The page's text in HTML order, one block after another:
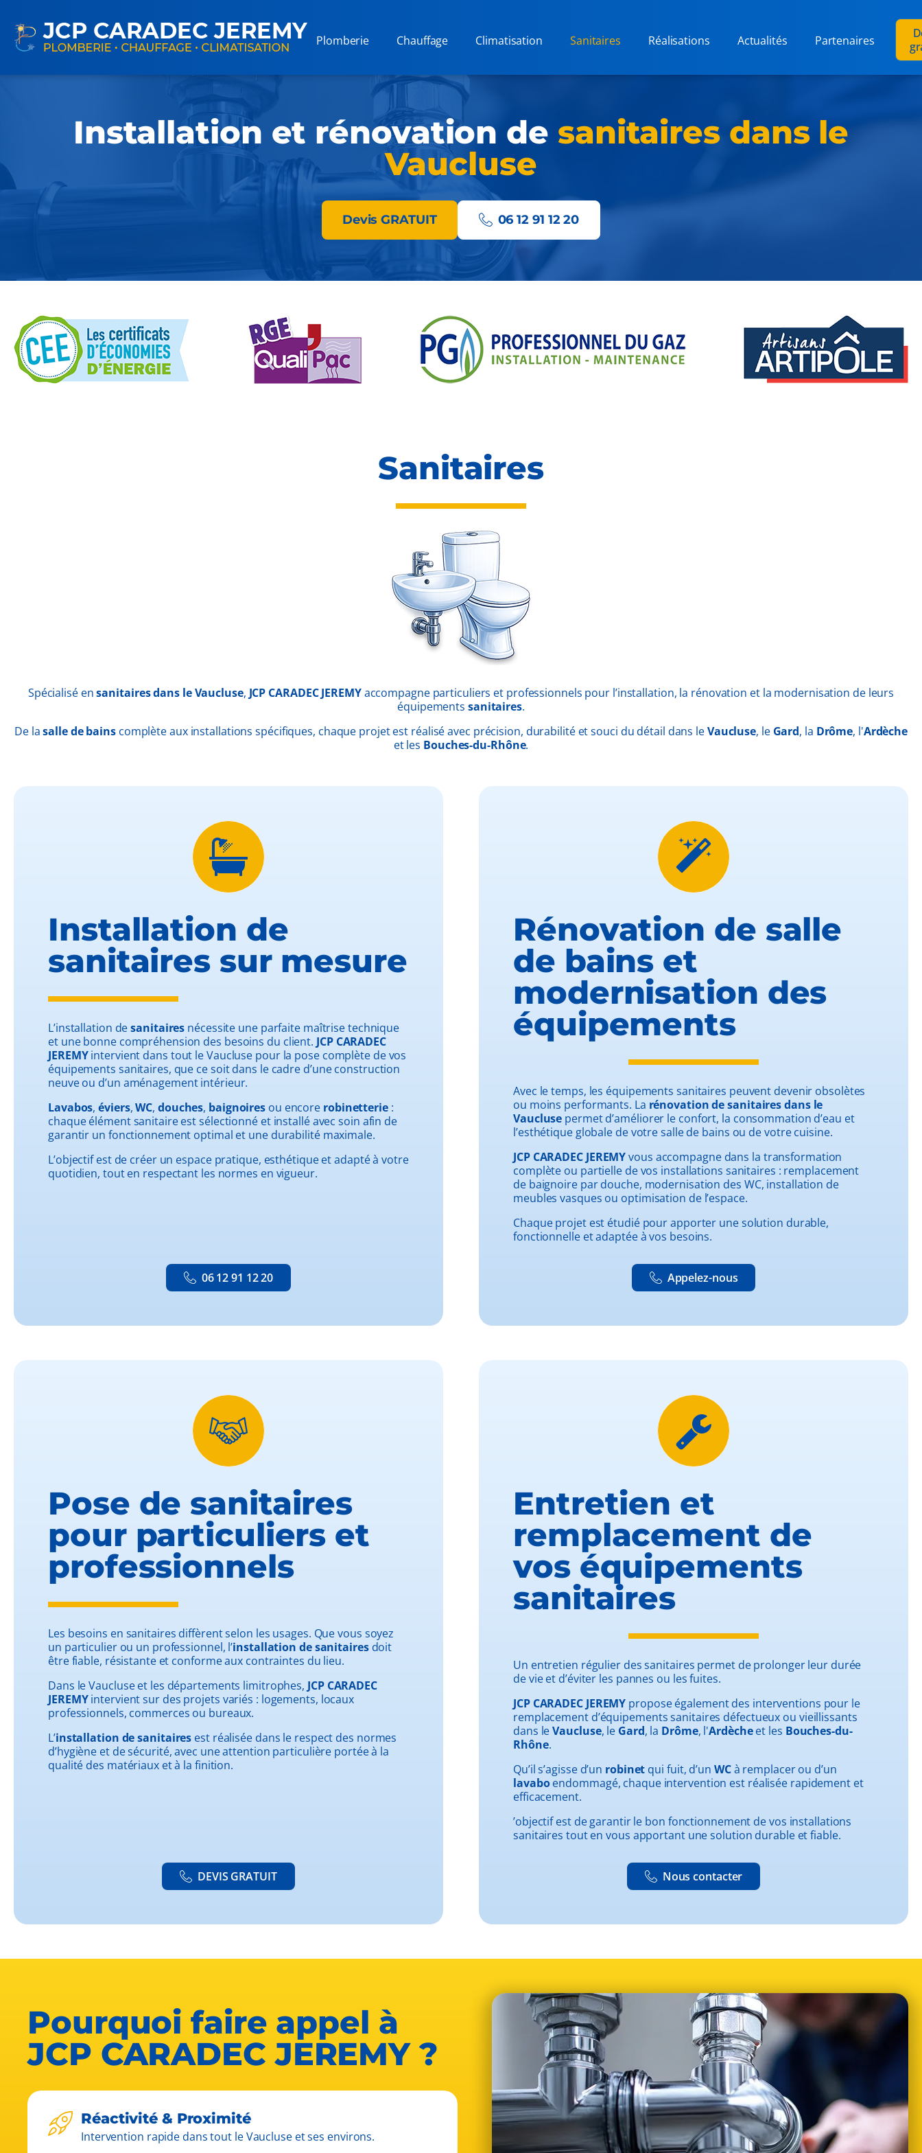
Plomberie Chauffage Climatisation Sanitaires Réalisations Actualités Partenaires
Installation et rénovation de sanitaires dans le
Vaucluse
Devis GRATUIT 06 12 91 12 20
Sanitaires
Spécialisé ensanitaires dans le Vaucluse, JCP CARADEC JEREMYaccompagne particuliers et professionnels pour l’installation, la rénovation et la modernisation de leurs
équipements sanitaires.
De lasalle de bainscomplète aux installations spécifiques, chaque projet est réalisé avec précision, durabilité et souci du détail dans leVaucluse, le Gard, la Drôme, l'Ardèche
et les Bouches-du-Rhône.
Installation de
sanitaires sur mesure
L’installation desanitaires nécessite une parfaite maîtrise technique
et une bonne compréhension des besoins du client. JCP CARADEC
JEREMYintervient dans tout le Vaucluse pour la pose complète de vos
équipements sanitaires, que ce soit dans le cadre d’une construction
neuve ou d’un aménagement intérieur.
Lavabos,éviers,WC, douches, baignoires ou encore robinetterie:
chaque élément sanitaire est sélectionné et installé avec soin afin de
garantir un fonctionnement optimal et une durabilité maximale.
L’objectif est de créer un espace pratique, esthétique et adapté à votre
quotidien, tout en respectant les normes en vigueur.
06 12 91 12 20
Rénovation de salle
de bains et
modernisation des
équipements
Avec le temps, les équipements sanitaires peuvent devenir obsolètes
ou moins performants. La rénovation de sanitaires dans le
Vaucluse permet d’améliorer le confort, la consommation d’eau et
l’esthétique globale de votre salle de bains ou de votre cuisine.
JCP CARADEC JEREMYvous accompagne dans la transformation
complète ou partielle de vos installations sanitaires : remplacement
de baignoire par douche, modernisation des WC, installation de
meubles vasques ou optimisation de l’espace.
Chaque projet est étudié pour apporter une solution durable,
fonctionnelle et adaptée à vos besoins.
Appelez-nous
Pose de sanitaires
pour particuliers et
professionnels
Les besoins en sanitaires diffèrent selon les usages. Que vous soyez
un particulier ou un professionnel, l’installation de sanitairesdoit
être fiable, résistante et conforme aux contraintes du lieu.
Dans le Vaucluse et les départements limitrophes, JCP CARADEC
JEREMYintervient sur des projets variés : logements, locaux
professionnels, commerces ou bureaux.
L’installation de sanitaires est réalisée dans le respect des normes
d’hygiène et de sécurité, avec une attention particulière portée à la
qualité des matériaux et à la finition.
DEVIS GRATUIT
Entretien et
remplacement de
vos équipements
sanitaires
Un entretien régulier des sanitaires permet de prolonger leur durée
de vie et d’éviter les pannes ou les fuites.
JCP CARADEC JEREMY propose également des interventions pour le
remplacement d’équipements sanitaires défectueux ou vieillissants
dans leVaucluse, le Gard, la Drôme, l'Ardècheet les Bouches-du-
Rhône.
Qu’il s’agisse d’un robinet qui fuit, d’un WCà remplacer ou d’un
lavaboendommagé, chaque intervention est réalisée rapidement et
efficacement.
’objectif est de garantir le bon fonctionnement de vos installations
sanitaires tout en vous apportant une solution durable et fiable.
Nous contacter
Pourquoi faire appel à
JCP CARADEC JEREMY ?
Réactivité & Proximité
Intervention rapide dans tout le Vaucluse et ses environs.